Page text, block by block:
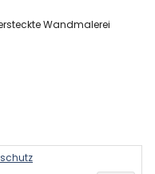
Wandmalerei